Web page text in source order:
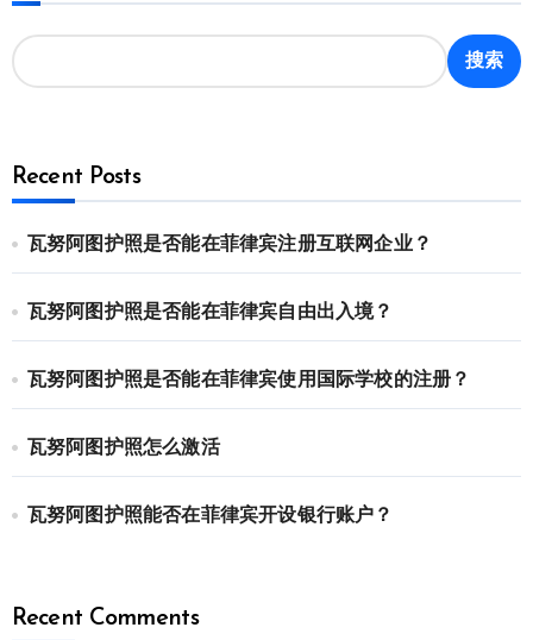
搜索
Recent Posts
瓦努阿图护照是否能在菲律宾注册互联网企业？
瓦努阿图护照是否能在菲律宾自由出入境？
瓦努阿图护照是否能在菲律宾使用国际学校的注册？
瓦努阿图护照怎么激活
瓦努阿图护照能否在菲律宾开设银行账户？
Recent Comments